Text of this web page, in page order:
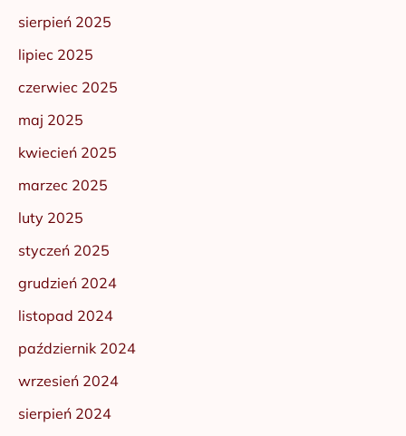
sierpień 2025
lipiec 2025
czerwiec 2025
maj 2025
kwiecień 2025
marzec 2025
luty 2025
styczeń 2025
grudzień 2024
listopad 2024
październik 2024
wrzesień 2024
sierpień 2024